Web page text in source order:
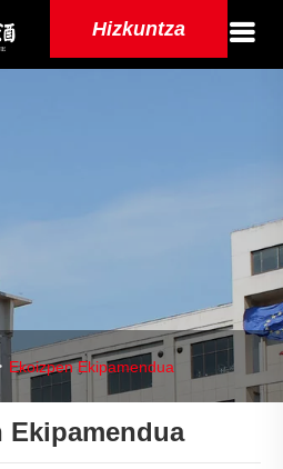
Hizkuntza
Ekoizpen Ekipamendua
Ekipamendua